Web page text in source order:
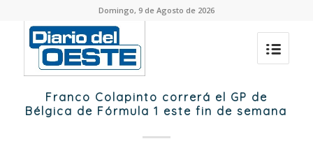
Domingo, 9 de Agosto de 2026
Franco Colapinto correrá el GP de
Bélgica de Fórmula 1 este fin de semana